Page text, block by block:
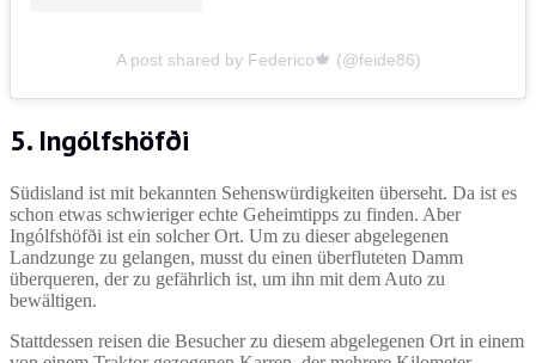
A post shared by Federico🍁 (@feide86)
5. Ingólfshöfði
Südisland ist mit bekannten Sehenswürdigkeiten überseht. Da ist es
schon etwas schwieriger echte Geheimtipps zu finden. Aber
Ingólfshöfði ist ein solcher Ort. Um zu dieser abgelegenen
Landzunge zu gelangen, musst du einen überfluteten Damm
überqueren, der zu gefährlich ist, um ihn mit dem Auto zu
bewältigen.
Stattdessen reisen die Besucher zu diesem abgelegenen Ort in einem